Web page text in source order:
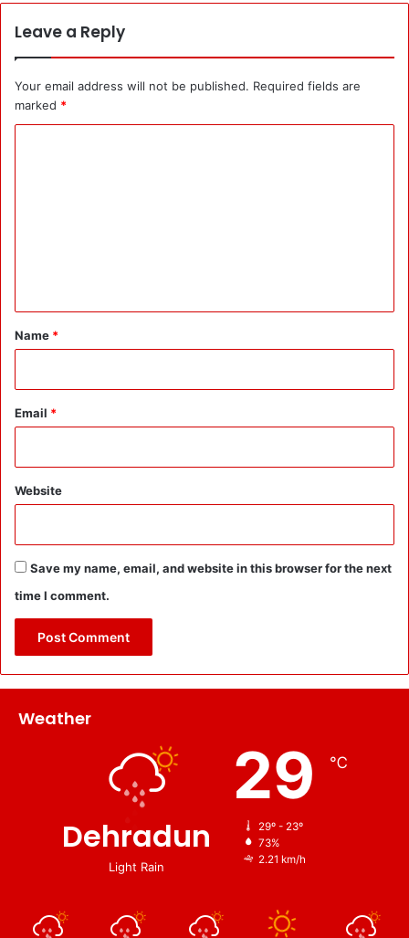
Leave a Reply
Your email address will not be published. Required fields are
marked *
*
Name *
Email *
Website
Save my name, email, and website in this browser for the next
time I comment.
Weather
Dehradun
Light Rain
29 ℃
29º - 23º
73%
2.21 km/h